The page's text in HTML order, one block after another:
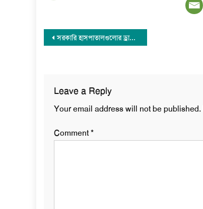
Post
সরকারি হাসপাতালগুলোর ড্রাইভারদের ডোপ টেস্ট চালুর নির্দেশ
Leave a Reply
Your email address will not be published.
Comment*